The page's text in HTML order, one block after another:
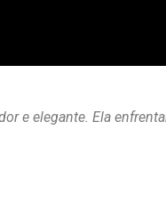
e elegante. Ela